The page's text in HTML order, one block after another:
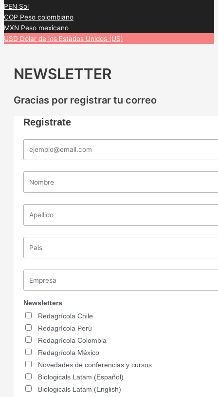
PEN Sol
COP Peso colombiano
MXN Peso mexicano
USD Dólar de los Estados Unidos (US)
NEWSLETTER
Gracias por registrar tu correo
Registrate
Newsletters
Redagrícola Chile
Redagrícola Perú
Redagrícola Colombia
Redagrícola México
Novedades de conferencias y cursos
Biologicals Latam (Español)
Biologicals Latam (English)